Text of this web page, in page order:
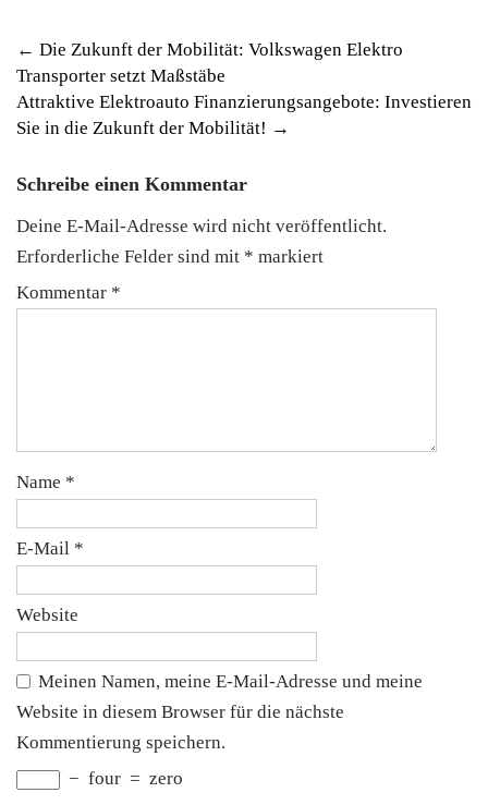
Post
navigation
← Die Zukunft der Mobilität: Volkswagen Elektro
Transporter setzt Maßstäbe
Attraktive Elektroauto Finanzierungsangebote: Investieren
Sie in die Zukunft der Mobilität! →
Schreibe einen Kommentar
Deine E-Mail-Adresse wird nicht veröffentlicht.
Erforderliche Felder sind mit * markiert
Kommentar *
Name *
E-Mail *
Website
Meinen Namen, meine E-Mail-Adresse und meine
Website in diesem Browser für die nächste
Kommentierung speichern.
− four = zero